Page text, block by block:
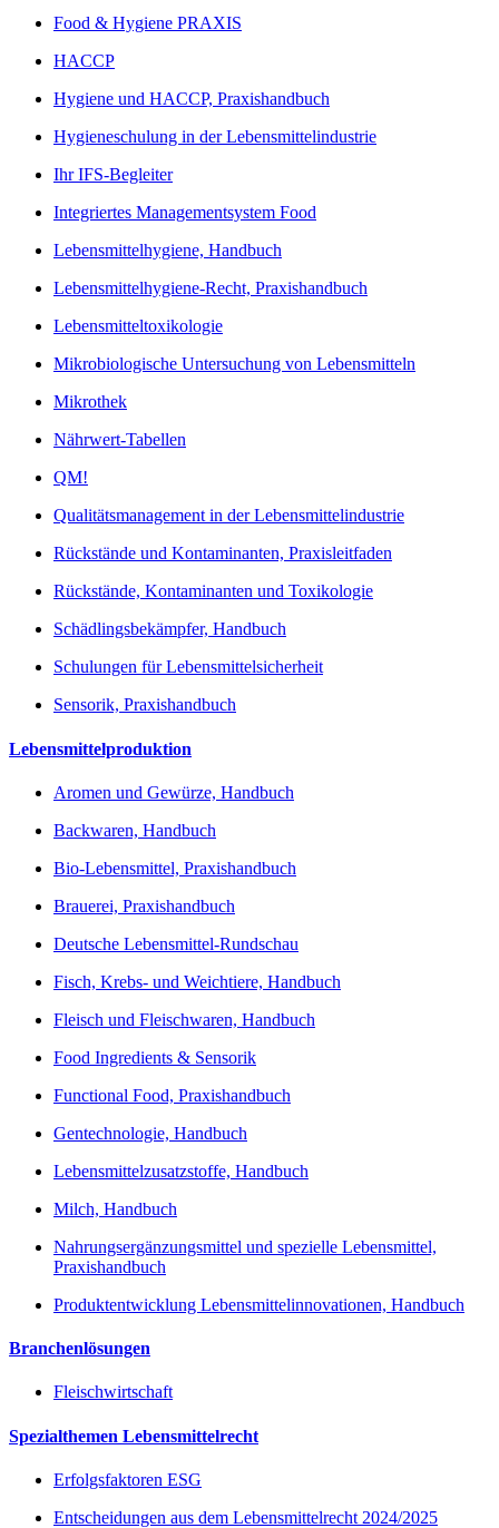
Food & Hygiene PRAXIS
HACCP
Hygiene und HACCP, Praxishandbuch
Hygieneschulung in der Lebensmittelindustrie
Ihr IFS-Begleiter
Integriertes Managementsystem Food
Lebensmittelhygiene, Handbuch
Lebensmittelhygiene-Recht, Praxishandbuch
Lebensmitteltoxikologie
Mikrobiologische Untersuchung von Lebensmitteln
Mikrothek
Nährwert-Tabellen
QM!
Qualitätsmanagement in der Lebensmittelindustrie
Rückstände und Kontaminanten, Praxisleitfaden
Rückstände, Kontaminanten und Toxikologie
Schädlingsbekämpfer, Handbuch
Schulungen für Lebensmittelsicherheit
Sensorik, Praxishandbuch
Lebensmittelproduktion
Aromen und Gewürze, Handbuch
Backwaren, Handbuch
Bio-Lebensmittel, Praxishandbuch
Brauerei, Praxishandbuch
Deutsche Lebensmittel-Rundschau
Fisch, Krebs- und Weichtiere, Handbuch
Fleisch und Fleischwaren, Handbuch
Food Ingredients & Sensorik
Functional Food, Praxishandbuch
Gentechnologie, Handbuch
Lebensmittelzusatzstoffe, Handbuch
Milch, Handbuch
Nahrungsergänzungsmittel und spezielle Lebensmittel,
Praxishandbuch
Produktentwicklung Lebensmittelinnovationen, Handbuch
Branchenlösungen
Fleischwirtschaft
Spezialthemen Lebensmittelrecht
Erfolgsfaktoren ESG
Entscheidungen aus dem Lebensmittelrecht 2024/2025